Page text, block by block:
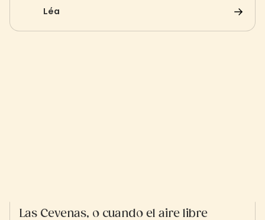
hacer en Anduze durante una estancia en nuestro
Léa
Las Cevenas, o cuando el aire libre